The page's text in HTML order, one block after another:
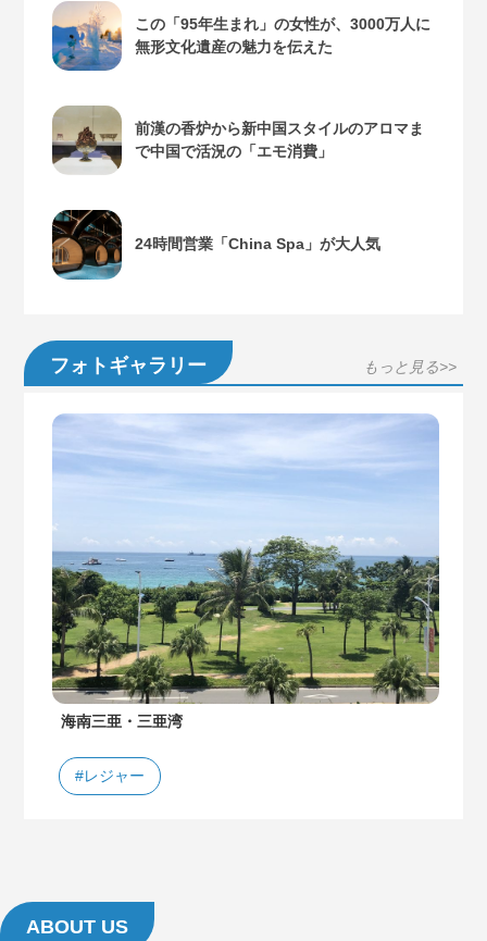
この「95年生まれ」の女性が、3000万人に
無形文化遺産の魅力を伝えた
前漢の香炉から新中国スタイルのアロマま
で中国で活況の「エモ消費」
24時間営業「China Spa」が大人気
フォトギャラリー もっと見る>>
海南三亜・三亜湾
#レジャー
ABOUT US